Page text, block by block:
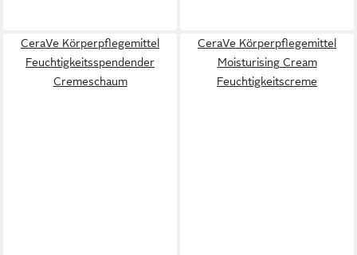
CeraVe Körperpflegemittel
Feuchtigkeitsspendender
Cremeschaum
CeraVe Körperpflegemittel
Moisturising Cream
Feuchtigkeitscreme